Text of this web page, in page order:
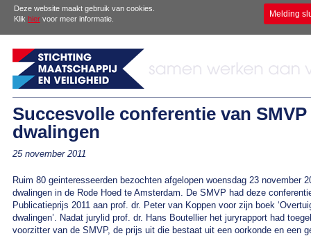
Deze website maakt gebruik van cookies.
Klik hier voor meer informatie. Melding
Succesvolle conferentie van
dwalingen
25 november 2011
Ruim 80 geinteresseerden bezochten afgelopen woensdag 23 november
dwalingen in de Rode Hoed te Amsterdam. De SMVP had deze
Publicatieprijs 2011 aan prof. dr. Peter van Koppen voor zijn boek
dwalingen’. Nadat jurylid prof. dr. Hans Boutellier het juryrapport had
voorzitter van de SMVP, de prijs uit die bestaat uit een oorkonde en een